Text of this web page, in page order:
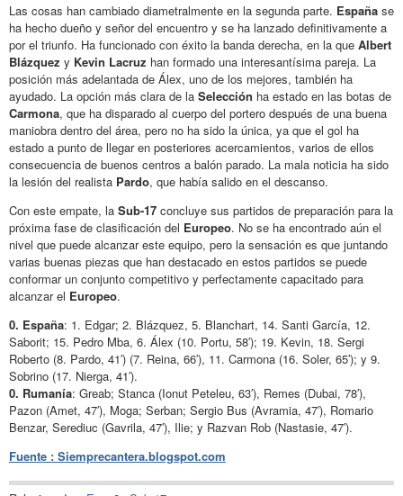
Las cosas han cambiado diametralmente en la segunda parte. España se
ha hecho dueño y señor del encuentro y se ha lanzado definitivamente a
por el triunfo. Ha funcionado con éxito la banda derecha, en la que Albert
Blázquez y Kevin Lacruz han formado una interesantísima pareja. La
posición más adelantada de Álex, uno de los mejores, también ha
ayudado. La opción más clara de la Selección ha estado en las botas de
Carmona, que ha disparado al cuerpo del portero después de una buena
maniobra dentro del área, pero no ha sido la única, ya que el gol ha
estado a punto de llegar en posteriores acercamientos, varios de ellos
consecuencia de buenos centros a balón parado. La mala noticia ha sido
la lesión del realista Pardo, que había salido en el descanso.
Con este empate, la Sub-17 concluye sus partidos de preparación para la
próxima fase de clasificación del Europeo. No se ha encontrado aún el
nivel que puede alcanzar este equipo, pero la sensación es que juntando
varias buenas piezas que han destacado en estos partidos se puede
conformar un conjunto competitivo y perfectamente capacitado para
alcanzar el Europeo.
0. España: 1. Edgar; 2. Blázquez, 5. Blanchart, 14. Santi García, 12.
Saborit; 15. Pedro Mba, 6. Álex (10. Portu, 58′); 19. Kevin, 18. Sergi
Roberto (8. Pardo, 41′) (7. Reina, 66′), 11. Carmona (16. Soler, 65′); y 9.
Sobrino (17. Nierga, 41′).
0. Rumanía: Greab; Stanca (Ionut Peteleu, 63′), Remes (Dubai, 78′),
Pazon (Amet, 47′), Moga; Serban; Sergio Bus (Avramia, 47′), Romario
Benzar, Serediuc (Gavrila, 47′), Ilie; y Razvan Rob (Nastasie, 47′).
Fuente : Siemprecantera.blogspot.com